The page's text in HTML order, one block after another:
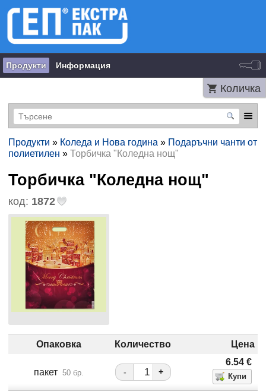
Продукти Информация
Количка
Продукти » Коледа и Нова година » Подаръчни чанти от
полиетилен » Торбичка "Коледна нощ"
Торбичка "Коледна нощ"
код: 1872
Опаковка Количество Цена
пакет 50 бр. - +
6.54 €